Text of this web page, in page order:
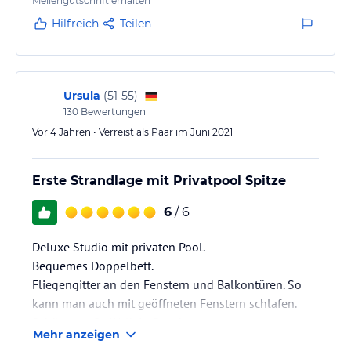
Hilfreich Teilen
Ursula (51-55)
130 Bewertungen
Vor 4 Jahren • Verreist als Paar im Juni 2021
Erste Strandlage mit Privatpool Spitze
6 / 6
Deluxe Studio mit privaten Pool.
Bequemes Doppelbett.
Fliegengitter an den Fenstern und Balkontüren. So
kann man auch mit geöffneten Fenstern schlafen.
Küche auf Terrasse.
Mehr anzeigen